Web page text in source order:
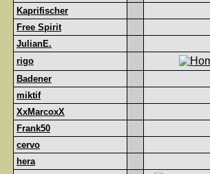
Kaprifischer
Free Spirit
JulianE.
rigo
Badener
miktif
XxMarcoxX
Frank50
cervo
hera